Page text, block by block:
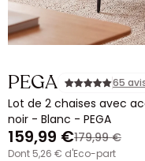
PEGA 65
Lot de 2 chaises avec
noir - Blanc - PEGA
159,99 €179,99 €
dont 5,26 € d'Eco-part